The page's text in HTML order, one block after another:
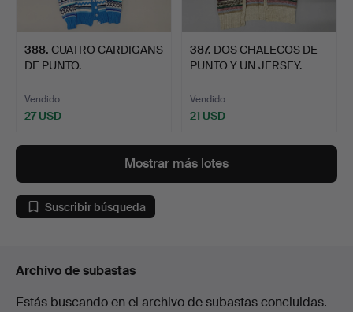
388. CUATRO CARDIGANS
DE PUNTO.
Vendido
27 USD
387. DOS CHALECOS DE
PUNTO Y UN JERSEY.
Vendido
21 USD
Mostrar más lotes
Suscribir búsqueda
Archivo de subastas
Estás buscando en el archivo de subastas concluidas.